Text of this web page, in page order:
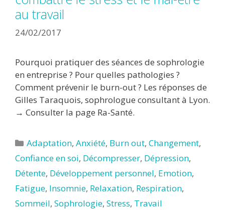
au travail
24/02/2017
Pourquoi pratiquer des séances de sophrologie
en entreprise ? Pour quelles pathologies ?
Comment prévenir le burn-out ? Les réponses de
Gilles Taraquois, sophrologue consultant à Lyon.
→ Consulter la page Ra-Santé.
Catégories
Adaptation,Anxiété, Burn out,Changement,
Confiance en soi, Décompresser, Dépression,
Détente, Développement personnel, Emotion,
Fatigue, Insomnie, Relaxation, Respiration,
Sommeil, Sophrologie, Stress, Travail